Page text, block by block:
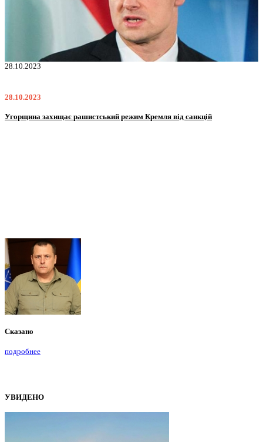
07.09.2023
07.09.2023
По всьому світу інтернет-шахраї наживаються на війні в Україні -
Сказано
подробнее
УВИДЕНО